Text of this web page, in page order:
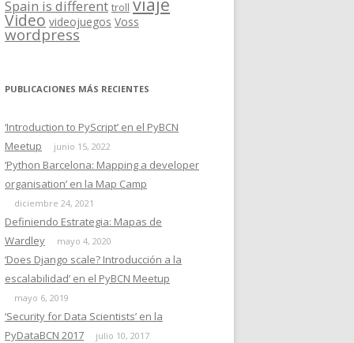
Spain is different troll
Video videojuegos Voss
wordpress
PUBLICACIONES MÁS RECIENTES
‘Introduction to PyScript’ en el PyBCN
Meetup
junio 15, 2022
‘Python Barcelona: Mapping a developer
organisation’ en la Map Camp
diciembre 24, 2021
Definiendo Estrategia: Mapas de
Wardley
mayo 4, 2020
‘Does Django scale? Introducción a la
escalabilidad’ en el PyBCN Meetup
mayo 6, 2019
‘Security for Data Scientists’ en la
PyDataBCN 2017
julio 10, 2017